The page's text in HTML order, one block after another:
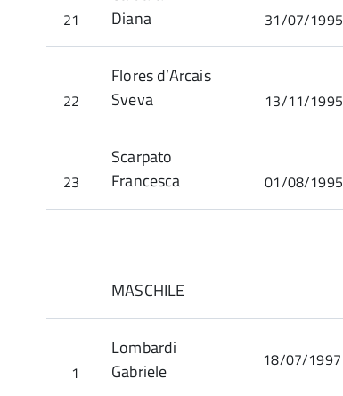
21
Diana
31/07/1995
22
Flores d’Arcais
Sveva
13/11/1995
23
Scarpato
Francesca
01/08/1995
MASCHILE
1
Lombardi
Gabriele
18/07/1997